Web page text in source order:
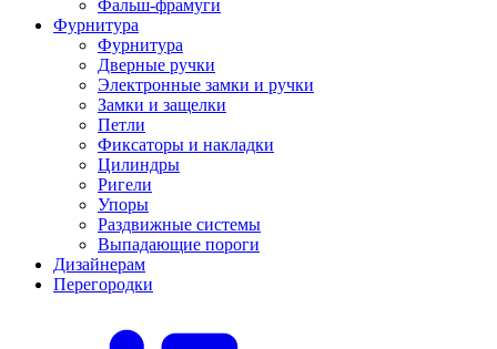
Фальш-фрамуги
Фурнитура
Фурнитура
Дверные ручки
Электронные замки и ручки
Замки и защелки
Петли
Фиксаторы и накладки
Цилиндры
Ригели
Упоры
Раздвижные системы
Выпадающие пороги
Дизайнерам
Перегородки